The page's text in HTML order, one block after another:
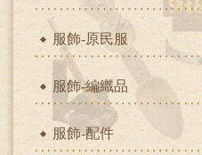
服飾-原民服
服飾-編織品
服飾-配件